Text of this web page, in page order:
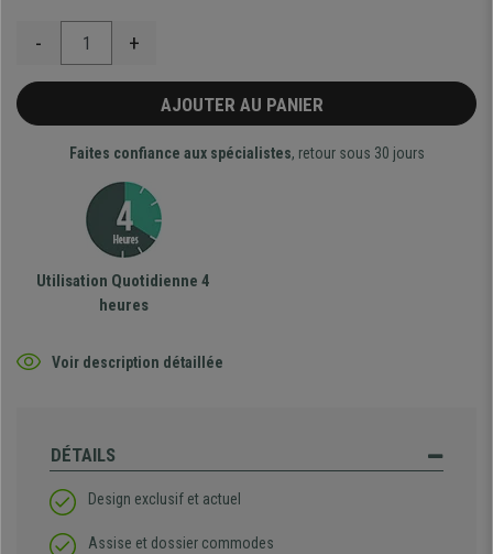
- +
AJOUTER AU PANIER
Faites confiance aux spécialistes, retour sous 30 jours
Utilisation Quotidienne 4
heures
Voir description détaillée
DÉTAILS
Design exclusif et actuel
Assise et dossier commodes